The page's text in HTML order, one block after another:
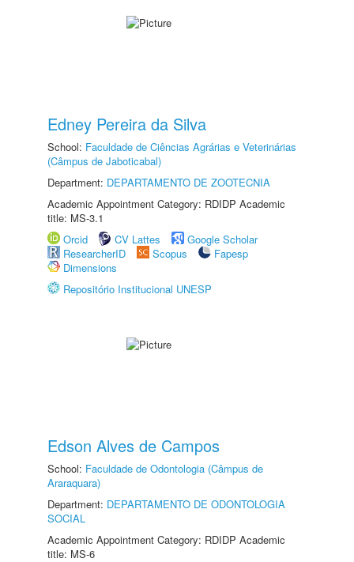
Edney Pereira da Silva
School: Faculdade de Ciências Agrárias e Veterinárias
(Câmpus de Jaboticabal)
Department: DEPARTAMENTO DE ZOOTECNIA
Academic Appointment Category: RDIDP Academic
title: MS-3.1
Orcid
CV Lattes
Google Scholar
ResearcherID
Scopus
Fapesp
Dimensions
Repositório Institucional UNESP
Edson Alves de Campos
School: Faculdade de Odontologia (Câmpus de
Araraquara)
Department: DEPARTAMENTO DE ODONTOLOGIA
SOCIAL
Academic Appointment Category: RDIDP Academic
title: MS-6